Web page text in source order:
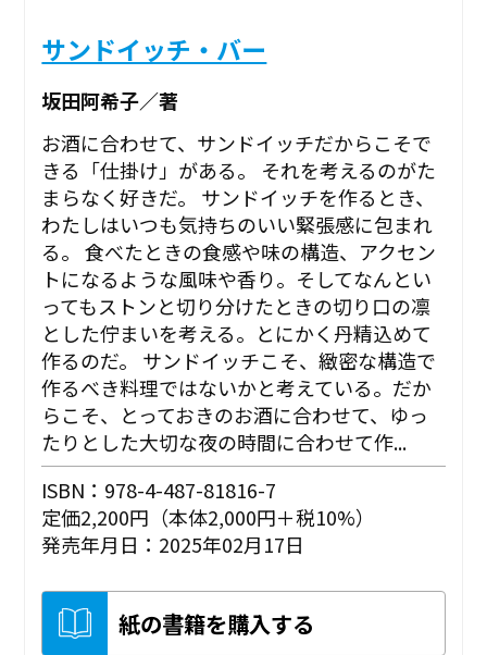
サンドイッチ・バー
坂田阿希子／著
お酒に合わせて、サンドイッチだからこそで
きる「仕掛け」がある。 それを考えるのがた
まらなく好きだ。 サンドイッチを作るとき、
わたしはいつも気持ちのいい緊張感に包まれ
る。 食べたときの食感や味の構造、アクセン
トになるような風味や香り。そしてなんとい
ってもストンと切り分けたときの切り口の凛
とした佇まいを考える。とにかく丹精込めて
作るのだ。 サンドイッチこそ、緻密な構造で
作るべき料理ではないかと考えている。だか
らこそ、とっておきのお酒に合わせて、ゆっ
たりとした大切な夜の時間に合わせて作...
ISBN：978-4-487-81816-7
定価2,200円（本体2,000円＋税10%）
発売年月日：2025年02月17日
紙の書籍を購入する